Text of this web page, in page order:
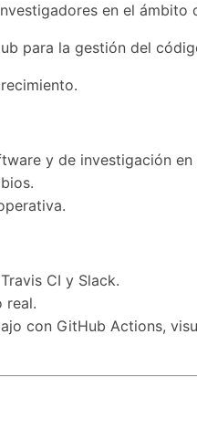
en el ámbito
para la gestión del
y de investigación en
CI y Slack.
real.
con GitHub Actions,